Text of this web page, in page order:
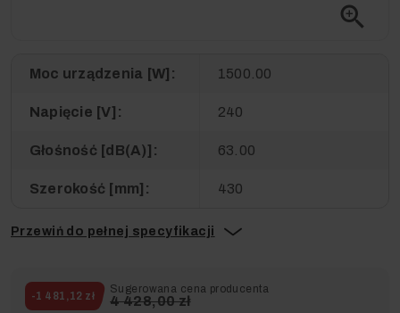
zoom_in
Moc urządzenia [W]: 1500.00
Napięcie [V]: 240
Głośność [dB(A)]: 63.00
Szerokość [mm]: 430
Przewiń do pełnej specyfikacji
-1 481,12 zł
Sugerowana cena producenta
4 428,00 zł